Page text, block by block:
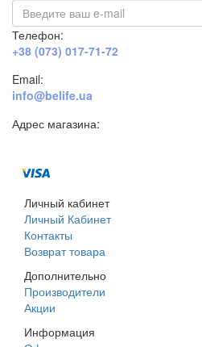
Телефон:
+38 (073) 017-71-72
Email:
info@belife.ua
Адрес магазина:
Личный кабинет
Личный Кабинет
Контакты
Возврат товара
Дополнительно
Производители
Акции
Информация